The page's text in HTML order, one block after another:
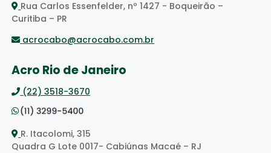
Rua Carlos Essenfelder, nº 1427 - Boqueirão –
Curitiba – PR
acrocabo@acrocabo.com.br
Acro Rio de Janeiro
(22) 3518-3670
R. Itacolomi, 315
Quadra G Lote 0017- Cabiúnas Macaé – RJ